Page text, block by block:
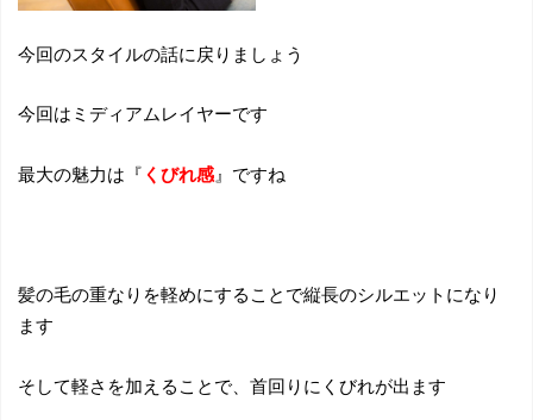
今回のスタイルの話に戻りましょう
今回はミディアムレイヤーです
最大の魅力は『 くびれ感』ですね
髪の毛の重なりを軽めにすることで縦長のシルエットになり
ます
そして軽さを加えることで、首回りにくびれが出ます